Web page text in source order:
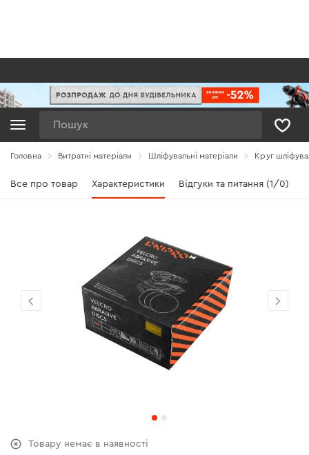
Головна Витратні матеріали Шліфувальні матеріали Круг
Все про товар Характеристики Відгуки та питання (1/0)
Товару немає в наявності